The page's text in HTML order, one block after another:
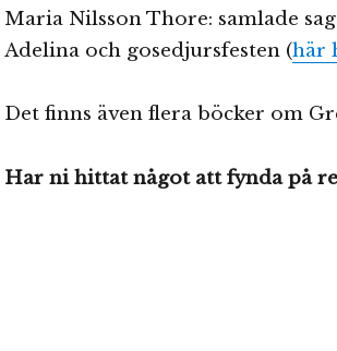
Maria Nilsson Thore: samlade
Adelina och gosedjursfesten (här
Det finns även flera böcker om
Har ni hittat något att fynda på